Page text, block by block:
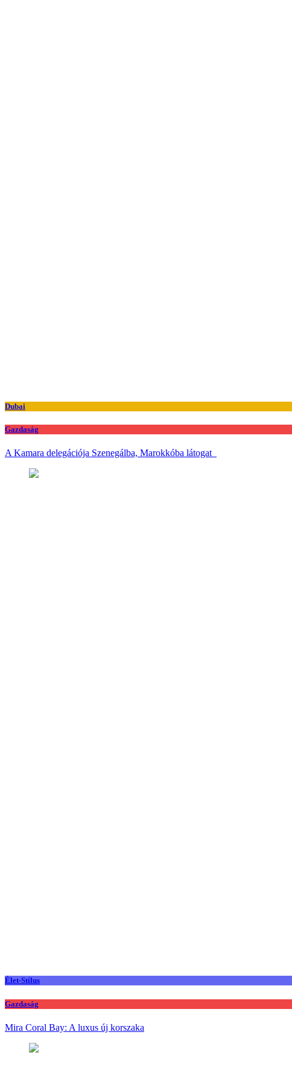
Dubai
Gazdaság
A Kamara delegációja Szenegálba, Marokkóba látogat
Élet-Stílus
Gazdaság
Mira Coral Bay: A luxus új korszaka